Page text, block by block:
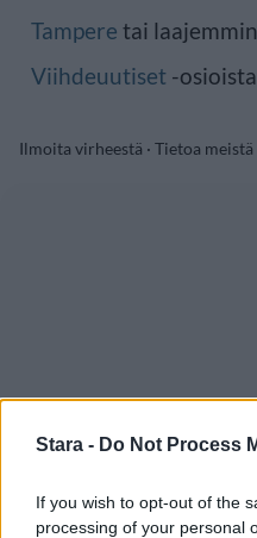
Stara - Do Not Process
If you wish to opt-out of the
processing of your personal
Tampere tai
Viihdeuutiset -
Ilmoita virheestä · Tietoa meistä